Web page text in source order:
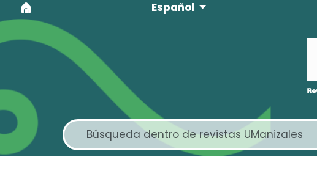
Ir al menú de navegación principal
Ir al contenido principal
Ir al pie de página del sitio Idioma
Español